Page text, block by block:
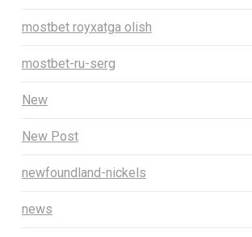
mostbet royxatga olish
mostbet-ru-serg
New
New Post
newfoundland-nickels
news